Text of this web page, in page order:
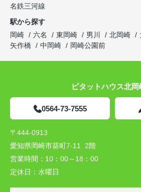
名鉄三河線
駅から探す
岡崎
六名 東岡崎 男川 北岡崎
矢作橋
中岡崎 岡崎公園前
ピタットハウス北岡
0564-73-7555
〒444-0913
愛知県岡崎市葵町7-11 2階
営業時間： 10：00～18：00
定休日： 水曜日